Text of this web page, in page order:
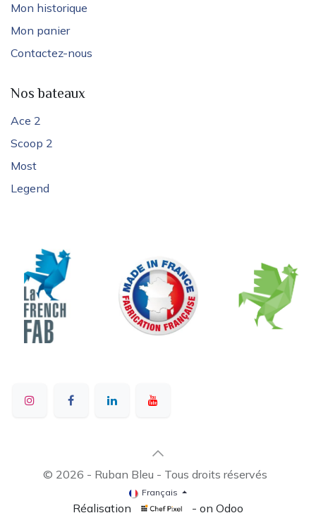
Mon historique
Mon panier
Contactez-nous
Nos bateaux
Ace 2
Scoop 2
Most
Legend
© 2026 - Ruban Bleu - Tous droits réservés
Français
Réalisation - on Odoo